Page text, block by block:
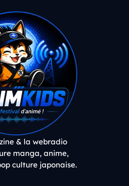
& la webradio
manga, anime,
culture japonaise.